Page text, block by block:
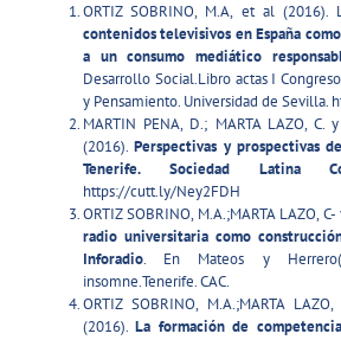
ORTIZ SOBRINO, M.A, et al (2016).
contenidos televisivos en España
a un consumo mediático
Desarrollo Social.Libro actas I
y Pensamiento. Universidad de
MARTIN PENA, D.; MARTA LAZO, C.
(2016).Perspectivas y prospectivas
Tenerife. Sociedad Latina
https://cutt.ly/Ney2FDH
ORTIZ SOBRINO, M.A.;MARTA LAZO,
radio universitaria como
Inforadio. En Mateos y
insomne.Tenerife. CAC.
ORTIZ SOBRINO, M.A.;MARTA
(2016).La formación de